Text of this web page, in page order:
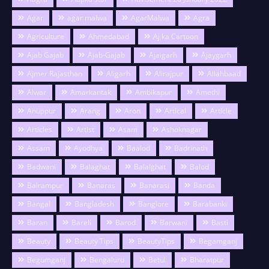
Agar
agar malwa AgarMalwa
Agra
Agriculture
Ahmedabad
Aj ka Cartoon
Ajab Gajab
Ajab-Gajab Ajaigarh
Ajaygarh
Ajmer Rajasthan
Aligarh Alirajpur
Allahbaad
Alwar
Amarkantak Ambikapur
Amethi
Anuppur
Arang Aron Artical
Article
Articles
Artist Asam
Ashoknagar
Assam
Ayodhya Baalod
Badrinath
Badwani
Balaghat Balalghat
Balod
Balrampur
Banaras Banarasi
Banda
Bangal
Bangladesh Banglore
Barabanki
Baran
Bareli Barod Barwani
Basti
Beauty
Beauty Tips BeautyTips
Begamganj
Begumganj
Bengaluru Betul
Bharatpur